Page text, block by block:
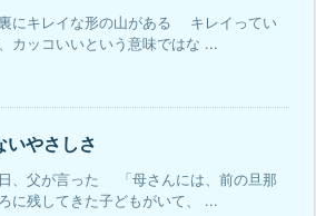
にキレイな形の山がある キレイってい
カッコいいという意味ではな ...
いやさしさ
、父が言った 「母さんには、前の旦那
に残してきた子どもがいて、 ...